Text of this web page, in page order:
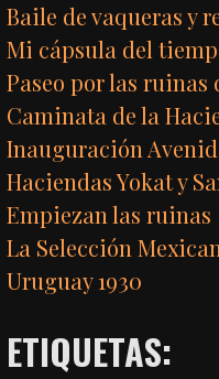
Baile de vaqueras y
Mi cápsula del
Paseo por las ruinas
Caminata de la
Inauguración
Haciendas Yokat y
Empiezan las ruinas
La Selección
Uruguay 1930
ETIQUETAS: